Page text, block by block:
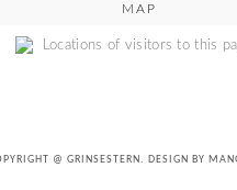
MAP
@ GRINSESTERN. DESIGN BY